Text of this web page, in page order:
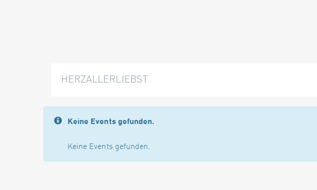
HERZALLERLIEBST
Keine Events gefunden.
Keine Events gefunden.